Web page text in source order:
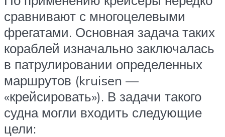
сравнивают с многоцелевыми
фрегатами. Основная задача таких
кораблей изначально заключалась
в патрулировании определенных
маршрутов (kruisen —
«крейсировать»). В задачи такого
судна могли входить следующие
цели: